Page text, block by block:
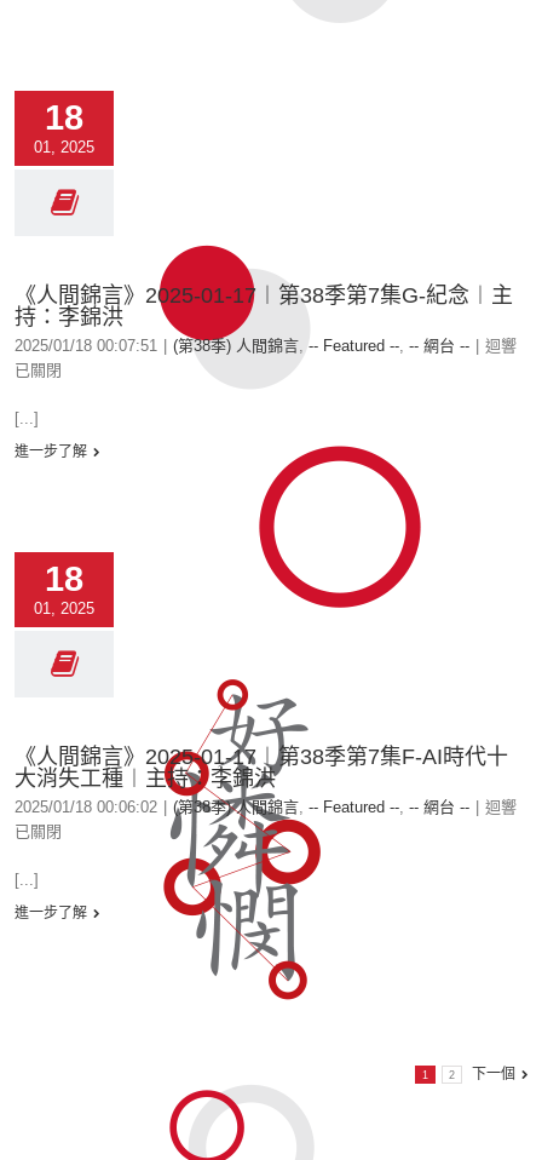
18
01, 2025
《人間錦言》2025-01-17︱第38季第7集G-紀念︱主
持：李錦洪
2025/01/18 00:07:51 (第38季) 人間錦言,-- Featured --, -- 網台 --
迴響
已關閉
[...]
進一步了解
18
01, 2025
《人間錦言》2025-01-17︱第38季第7集F-AI時代十
大消失工種︱主持：李錦洪
2025/01/18 00:06:02 (第38季) 人間錦言, -- Featured --, -- 網台 --
迴響
已關閉
[...]
進一步了解
1 2 下一個